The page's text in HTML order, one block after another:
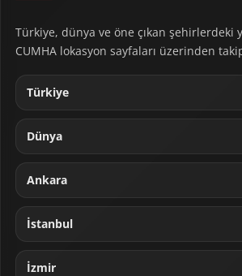
Türkiye, dünya ve öne çıkan şehirlerdeki
CUMHA lokasyon sayfaları üzerinden
Türkiye
Dünya
Ankara
İstanbul
İzmir